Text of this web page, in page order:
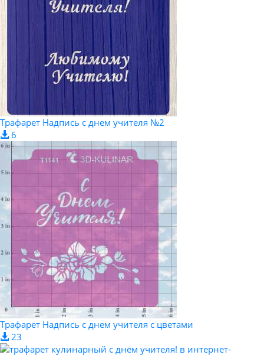
Трафарет Надпись с днем учителя №2
6
Трафарет Надпись с днем учителя с цветами
23